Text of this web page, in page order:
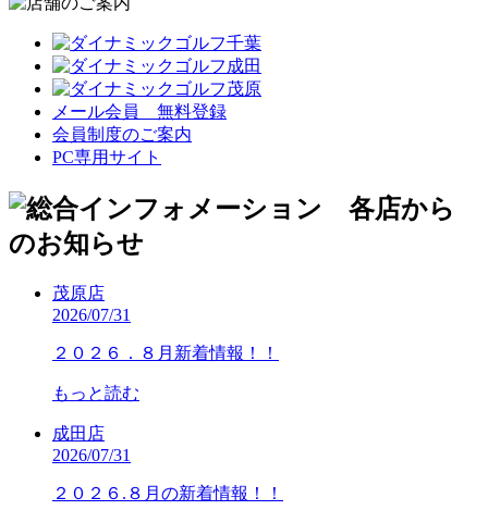
メール会員 無料登録
会員制度のご案内
PC専用サイト
茂原店
2026/07/31
２０２６．８月新着情報！！
もっと読む
成田店
2026/07/31
２０２６.８月の新着情報！！